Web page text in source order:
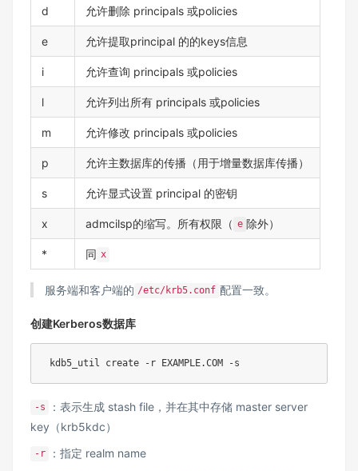
d 允许删除 principals 或policies
e 允许提取principal 的的keys信息
i 允许查询 principals 或policies
l 允许列出所有 principals 或policies
m 允许修改 principals 或policies
p 允许主数据库的传播（用于增量数据库传播）
s 允许显式设置 principal 的密钥
x admcilsp的缩写。所有权限（ e 除外）
* 同 x
服务端和客户端的 /etc/krb5.conf 配置一致。
创建Kerberos数据库
kdb5_util create -r EXAMPLE.COM -s
-s
：表示生成 stash file，并在其中存储 master server
key（krb5kdc）
-r
：指定 realm name